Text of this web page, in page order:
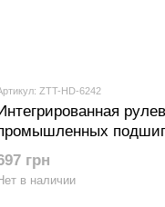
ZTT-HD-6242
28.6 / IS52-40(30) |
1-1/8") | Черный
грн
в наличии